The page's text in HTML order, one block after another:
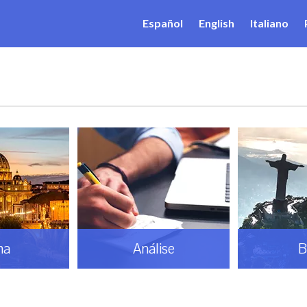
Español English Italiano
Análise